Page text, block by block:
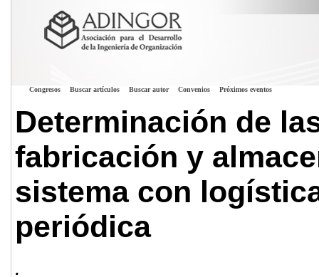
Congresos Buscar artículos Buscar autor Convenios Próximos eventos
Determinación de
fabricación y
sistema con
periódica
.